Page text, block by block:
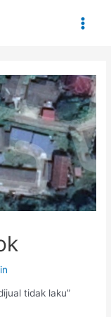
Main
tidak laku”